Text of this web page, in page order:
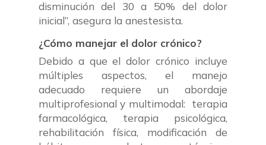
disminución del 30 a 50% del dolor
inicial”, asegura la anestesista.
¿Cómo manejar el dolor crónico?
Debido a que el dolor crónico incluye
múltiples aspectos, el manejo
adecuado requiere un abordaje
multiprofesional y multimodal: terapia
farmacológica, terapia psicológica,
rehabilitación física, modificación de